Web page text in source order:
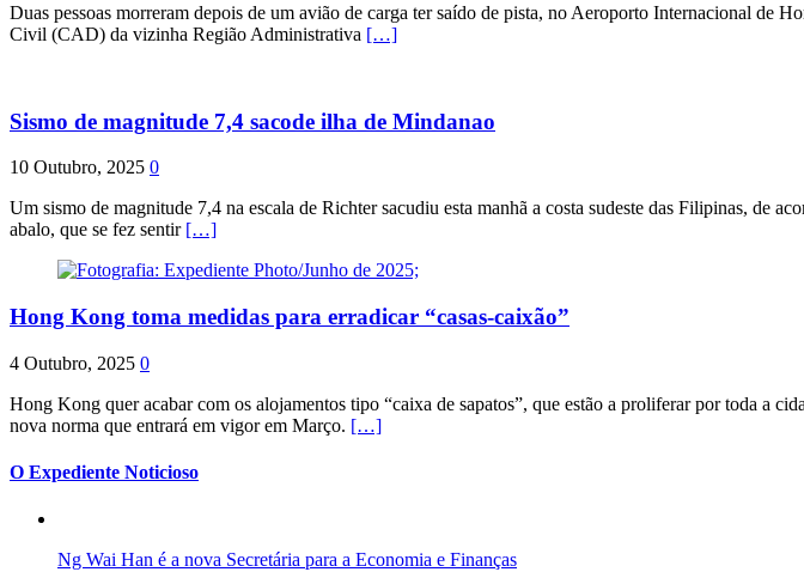
Duas pessoas morreram depois de um avião de carga ter saído de pista, no Aeroporto Internacional de
Civil (CAD) da vizinha Região Administrativa […]
Sismo de magnitude 7,4 sacode ilha de Mindanao
10 Outubro, 2025 0
Um sismo de magnitude 7,4 na escala de Richter sacudiu esta manhã a costa sudeste das Filipinas, de
abalo, que se fez sentir […]
Hong Kong toma medidas para erradicar “casas-caixão”
4 Outubro, 2025 0
Hong Kong quer acabar com os alojamentos tipo “caixa de sapatos”, que estão a proliferar por toda a
nova norma que entrará em vigor em Março. […]
O Expediente Noticioso
Ng Wai Han é a nova Secretária para a Economia e Finanças